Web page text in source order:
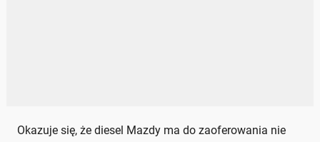
Okazuje się, że diesel Mazdy ma do zaoferowania nie